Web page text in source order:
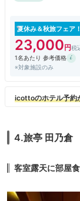
夏休み＆秋旅フェア！
23,000
1名あたり 参考価格
※対象施設のみ
4.旅亭 田乃倉
客室露天に部屋